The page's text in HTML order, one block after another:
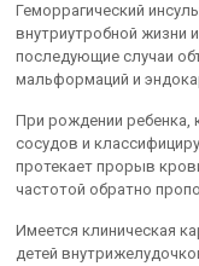
Геморрагический
внутриутробной жизни
последующие случаи
мальформаций и
При рождении ребенка,
сосудов и
протекает прорыв
частотой обратно
Имеется клиническая
детей